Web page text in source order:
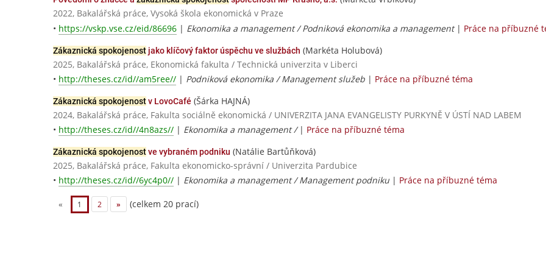
2022, Bakalářská práce, Vysoká škola ekonomická v Praze
• https://vskp.vse.cz/eid/86696 | Ekonomika a management / Podniková ekonomika a management| Práce na příbuzné
Zákaznická spokojenost jako klíčový faktor úspěchu ve službách (Markéta Holubová)
2025, Bakalářská práce, Ekonomická fakulta / Technická univerzita v Liberci
• http://theses.cz/id//am5ree// | Podniková ekonomika / Management služeb | Práce na příbuzné téma
Zákaznická spokojenostv LovoCafé (Šárka HAJNÁ)
2024, Bakalářská práce, Fakulta sociálně ekonomická / UNIVERZITA JANA EVANGELISTY PURKYNĚ V ÚSTÍ NAD LABEM
• http://theses.cz/id//4n8azs// | Ekonomika a management / | Práce na příbuzné téma
Zákaznická spokojenostve vybraném podniku (Natálie Bartůňková)
2025, Bakalářská práce, Fakulta ekonomicko-správní / Univerzita Pardubice
• http://theses.cz/id//6yc4p0// | Ekonomika a management / Management podniku | Práce na příbuzné téma
« 1 2 » (celkem 20 prací)